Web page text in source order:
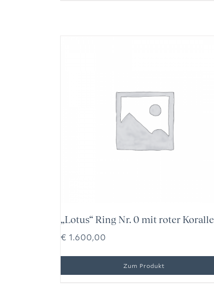
„Lotus“ Ring Nr. 0 mit roter Koralle
€ 1.600,00